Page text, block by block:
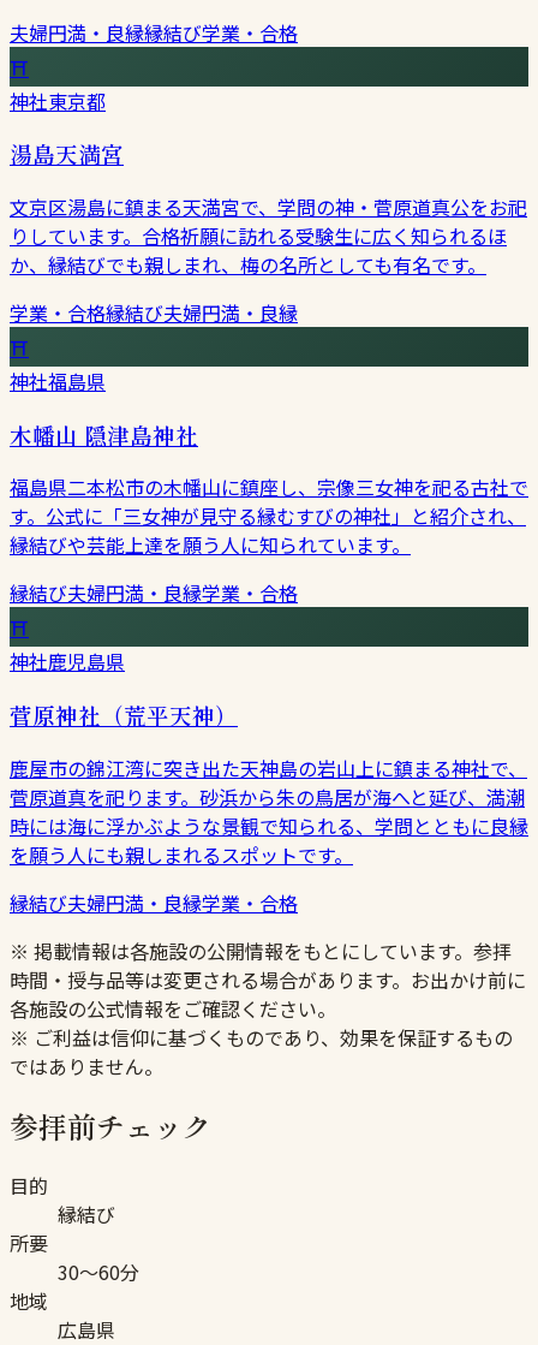
夫婦円満・良縁縁結び学業・合格
⛩
神社東京都
湯島天満宮
文京区湯島に鎮まる天満宮で、学問の神・菅原道真公をお祀
りしています。合格祈願に訪れる受験生に広く知られるほ
か、縁結びでも親しまれ、梅の名所としても有名です。
学業・合格縁結び夫婦円満・良縁
⛩
神社福島県
木幡山 隠津島神社
福島県二本松市の木幡山に鎮座し、宗像三女神を祀る古社で
す。公式に「三女神が見守る縁むすびの神社」と紹介され、
縁結びや芸能上達を願う人に知られています。
縁結び夫婦円満・良縁学業・合格
⛩
神社鹿児島県
菅原神社（荒平天神）
鹿屋市の錦江湾に突き出た天神島の岩山上に鎮まる神社で、
菅原道真を祀ります。砂浜から朱の鳥居が海へと延び、満潮
時には海に浮かぶような景観で知られる、学問とともに良縁
を願う人にも親しまれるスポットです。
縁結び夫婦円満・良縁学業・合格
※ 掲載情報は各施設の公開情報をもとにしています。参拝
時間・授与品等は変更される場合があります。お出かけ前に
各施設の公式情報をご確認ください。
※ ご利益は信仰に基づくものであり、効果を保証するもの
ではありません。
参拝前チェック
目的
縁結び
所要
30〜60分
地域
広島県